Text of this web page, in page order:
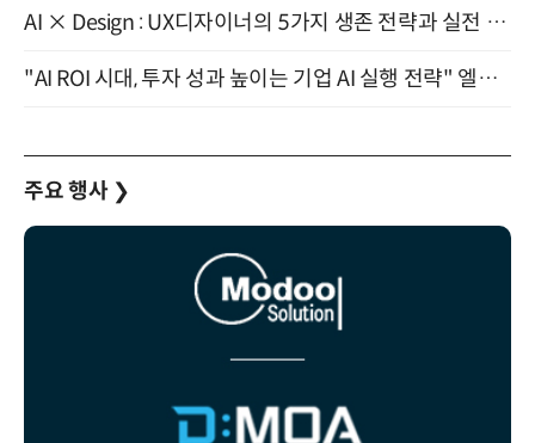
AI × Design : UX디자이너의 5가지 생존 전략과 실전 대응 8월 28일 개최
"AI ROI 시대, 투자 성과 높이는 기업 AI 실행 전략" 엘타워 6층 (9월 18일)
주요 행사 ❯